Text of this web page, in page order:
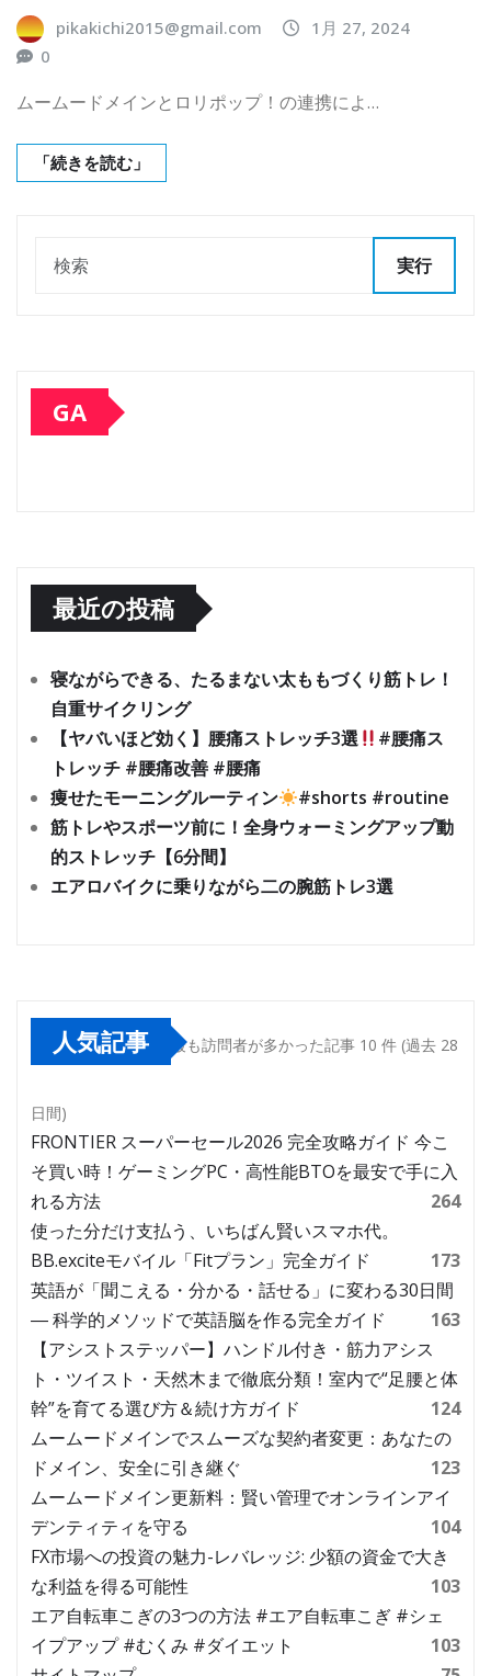
pikakichi2015@gmail.com
1月 27, 2024
0
ムームードメインとロリポップ！の連携によ…
「続きを読む」
実行
GA
最近の投稿
寝ながらできる、たるまない太ももづくり筋トレ！
自重サイクリング
【ヤバいほど効く】腰痛ストレッチ3選
#腰痛ス
トレッチ #腰痛改善 #腰痛
痩せたモーニングルーティン
#shorts #routine
筋トレやスポーツ前に！全身ウォーミングアップ動
的ストレッチ【6分間】
エアロバイクに乗りながら二の腕筋トレ3選
人気記事 最も訪問者が多かった記事 10 件 (過去 28
日間)
FRONTIER スーパーセール2026 完全攻略ガイド 今こ
そ買い時！ゲーミングPC・高性能BTOを最安で手に入
れる方法
264
使った分だけ支払う、いちばん賢いスマホ代。
BB.exciteモバイル「Fitプラン」完全ガイド
173
英語が「聞こえる・分かる・話せる」に変わる30日間
― 科学的メソッドで英語脳を作る完全ガイド
163
【アシストステッパー】ハンドル付き・筋力アシス
ト・ツイスト・天然木まで徹底分類！室内で“足腰と体
幹”を育てる選び方＆続け方ガイド
124
ムームードメインでスムーズな契約者変更：あなたの
ドメイン、安全に引き継ぐ
123
ムームードメイン更新料：賢い管理でオンラインアイ
デンティティを守る
104
FX市場への投資の魅力-レバレッジ: 少額の資金で大き
な利益を得る可能性
103
エア自転車こぎの3つの方法 #エア自転車こぎ #シェ
イプアップ #むくみ #ダイエット
103